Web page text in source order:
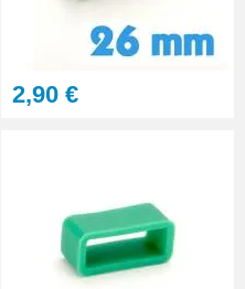
2,90 €